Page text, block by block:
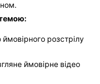
розстрілу
ймовірне відео